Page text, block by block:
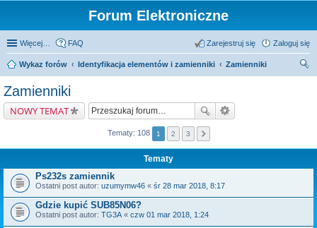
Forum Elektroniczne
Więcej… FAQ Zaloguj się
Zarejestruj się
Wykaz forów Identyfikacja elementów i zamienniki
Zamienniki
Zamienniki
NOWY TEMAT
Tematy: 108 1 2 3
Tematy
Ps232s zamiennik
Ostatni post autor: uzumymw46 « śr 28 mar 2018, 8:17
Gdzie kupić SUB85N06?
Ostatni post autor: TG3A « czw 01 mar 2018, 1:24